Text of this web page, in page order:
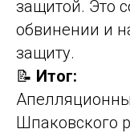
защитой. Это
обвинении и
защиту.
📝 Итог:
Шпаковского